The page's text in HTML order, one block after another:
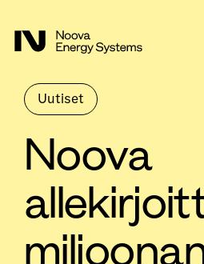
Uutiset
Noova